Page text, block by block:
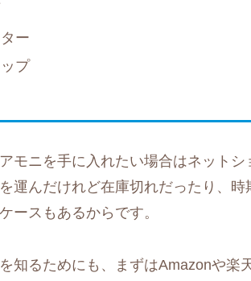
ー
プ
モニを手に入れたい場合はネット
運んだけれど在庫切れだったり、
ースもあるからです。
知るためにも、まずはAmazonや楽